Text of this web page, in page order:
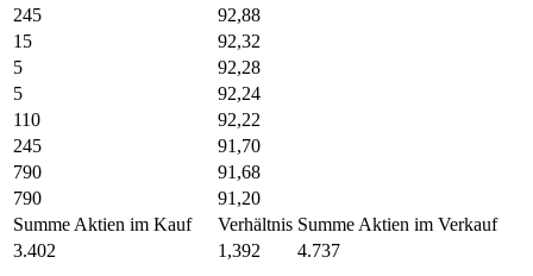
245
92,88
15
92,32
5
92,28
5
92,24
110
92,22
245
91,70
790
91,68
790
91,20
Summe Aktien im Kauf
Verhältnis Summe Aktien im Verkauf
3.402
1,392 4.737